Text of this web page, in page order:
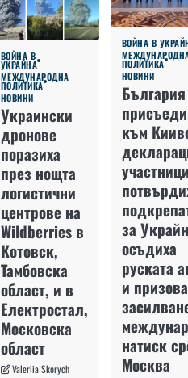
ВОЙНА В
УКРАЙНА
МЕЖДУНАРОДНА
ПОЛИТИКА
НОВИНИ
Украински
дронове
поразиха
през нощта
логистични
центрове на
Wildberries в
Котовск,
Тамбовска
област, и в
Електростал,
Московска
област
Valeriia Skorych
ВОЙНА В
ПОЛИТИКА
НОВИНИ
към
за
осъдиха
руската
и
натиск
Москва